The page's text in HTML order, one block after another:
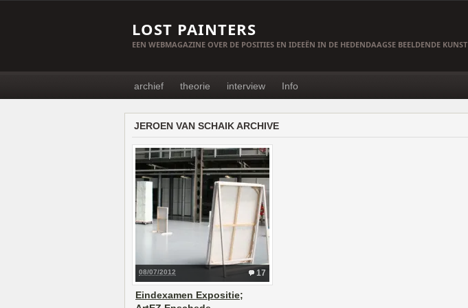
LOST PAINTERS
EEN WEBMAGAZINE OVER DE POSITIES EN IDEEËN IN DE HEDENDAAGSE BEELDENDE KUNST
archief theorie interview Info
JEROEN VAN SCHAIK ARCHIVE
17
08/07/2012
Eindexamen Expositie;